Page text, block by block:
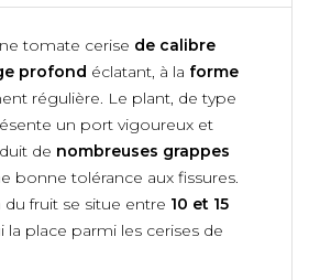
tomate cerise de calibre
profond éclatant, à la forme
régulière. Le plant, de type
un port vigoureux et
de nombreuses grappes
bonne tolérance aux fissures.
fruit se situe entre 10 et 15
la place parmi les cerises de